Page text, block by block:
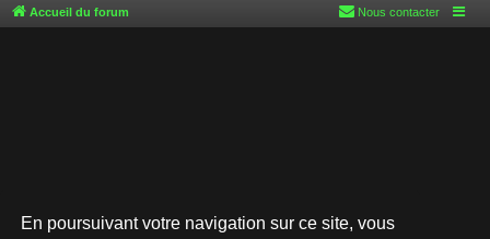
En poursuivant votre navigation sur ce site, vous
Accueil du forum Nous contacter